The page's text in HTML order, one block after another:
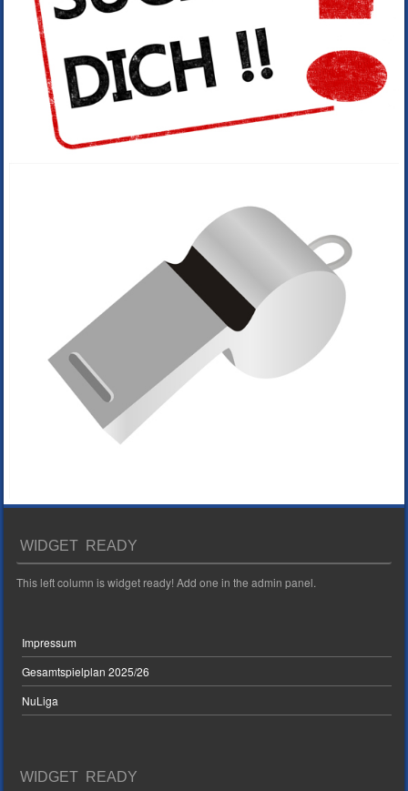
WIDGET READY
This left column is widget ready! Add one in the admin panel.
Impressum
Gesamtspielplan 2025/26
NuLiga
WIDGET READY